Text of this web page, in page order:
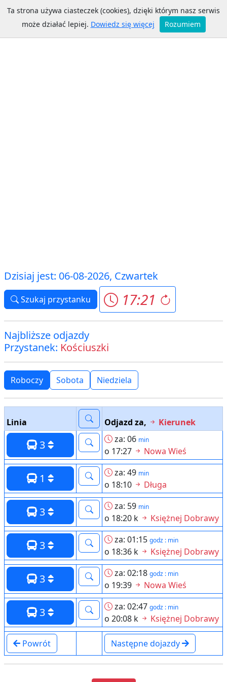
Iława ZKM
Dzisiaj jest: 06-08-2026, Czwartek
Szukaj przystanku 17:21
Najbliższe odjazdy
Przystanek: Kościuszki
Roboczy Sobota Niedziela
Linia Odjazd za, Kierunek
3 za: 06 min
o 17:27 Nowa Wieś
1 za: 49 min
o 18:10 Długa
3 za: 59 min
o 18:20 k Księżnej Dobrawy
3 za: 01:15 godz : min
o 18:36 k Księżnej Dobrawy
3 za: 02:18 godz : min
o 19:39 Nowa Wieś
3 za: 02:47 godz : min
o 20:08 k Księżnej Dobrawy
Powrót Następne dojazdy
Ta strona używa ciasteczek (cookies), dzięki którym nasz serwis
może działać lepiej. Dowiedz się więcej Rozumiem